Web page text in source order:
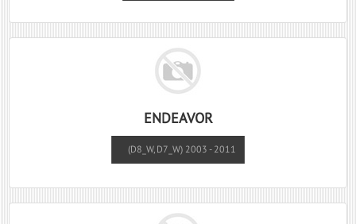
ENDEAVOR
(D8_W, D7_W) 2003 - 2011